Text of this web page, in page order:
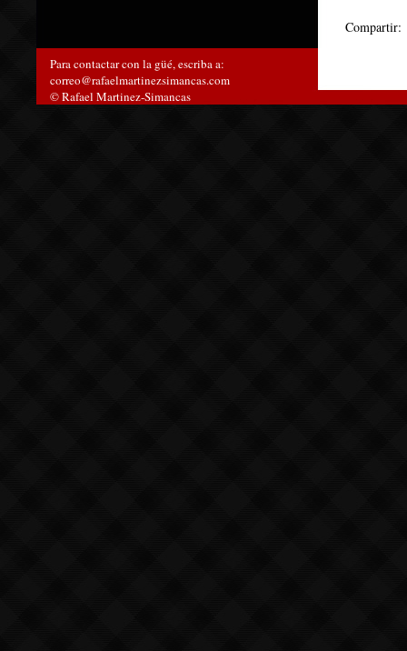
Compartir:
Para contactar con la güé, escriba a:
correo@rafaelmartinezsimancas.com
© Rafael Martinez-Simancas